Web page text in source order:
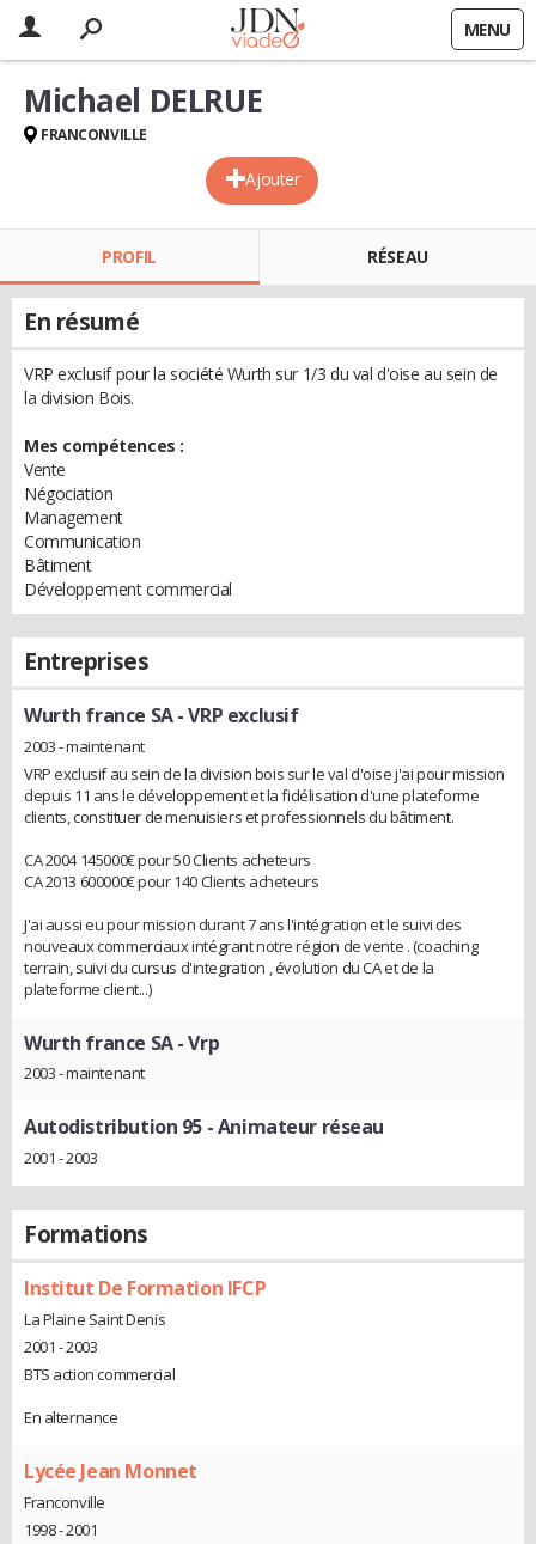
MENU
Ajouter
Michael DELRUE
FRANCONVILLE
PROFIL RÉSEAU
En résumé
VRP exclusif pour la société Wurth sur 1/3 du val d'oise au sein de
la division Bois.
Mes compétences :
Vente
Négociation
Management
Communication
Bâtiment
Développement commercial
Entreprises
Wurth france SA- VRP exclusif
2003 - maintenant
VRP exclusif au sein de la division bois sur le val d'oise j'ai pour mission
depuis 11 ans le développement et la fidélisation d'une plateforme
clients, constituer de menuisiers et professionnels du bâtiment.
CA 2004 145000€ pour 50 Clients acheteurs
CA 2013 600000€ pour 140 Clients acheteurs
J'ai aussi eu pour mission durant 7 ans l'intégration et le suivi des
nouveaux commerciaux intégrant notre région de vente . (coaching
terrain, suivi du cursus d'integration , évolution du CA et de la
plateforme client...)
Wurth france SA- Vrp
2003 - maintenant
Autodistribution 95 - Animateur réseau
2001 - 2003
Formations
Institut De Formation IFCP
La Plaine Saint Denis
2001 - 2003
BTS action commercial
En alternance
Lycée Jean Monnet
Franconville
1998 - 2001